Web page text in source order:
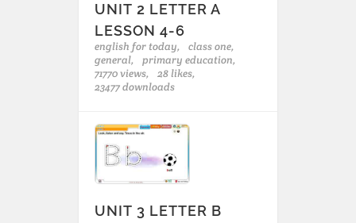
UNIT 2 LETTER A
LESSON 4-6
english for today,
class one,
general,
primary education,
71770 views,
28 likes,
23477 downloads
UNIT 3 LETTER B